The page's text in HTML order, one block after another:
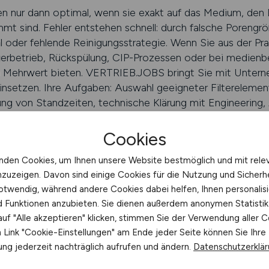
nur dann optimal, wenn sie exakt auf das Medium, den
sind. Fehler entstehen schnell: durch falsche
oder fehlende Reinigungsstrategie. Wenn Sie aus der
Rückspülung, CIP-Prozessen oder bei
bieten. VERTRIEB.JOBS bringt Sie mit
Ihre Aufgaben: Auswahl geeigneter
von Standzeiten, technische Klärung mit
Übergabe. Ihre Beratung verbessert
Damit sind Sie kein Verkäufer, sondern
finden
zum Filtrationsberater – Ihre
Cookies
Cookies, um Ihnen unsere Website bestmöglich und mit
Davon sind einige Cookies für die Nutzung und
während andere Cookies dabei helfen, Ihnen
Funktionen anzubieten. Sie dienen außerdem anonymen
"Alle akzeptieren" klicken, stimmen Sie der Verwendung aller
"Cookie-Einstellungen" am Ende jeder Seite können Sie Ihre
jederzeit nachträglich aufrufen und ändern.